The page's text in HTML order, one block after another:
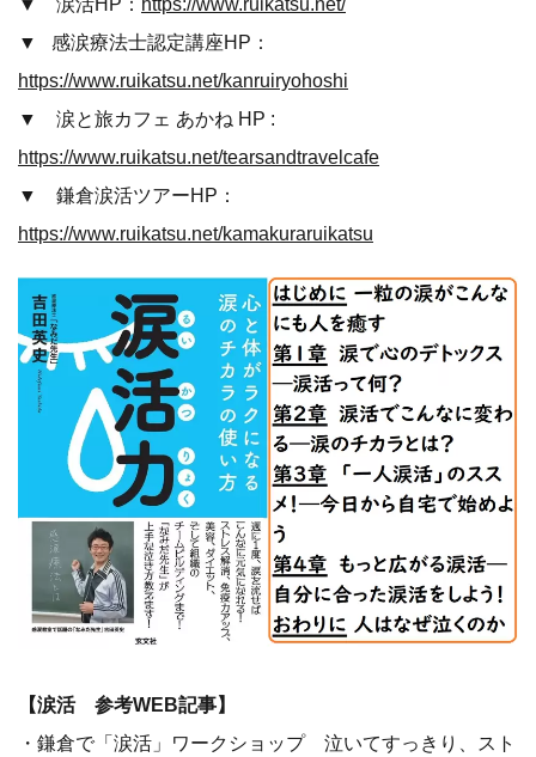
▼ 感涙療法士認定講座HP：
https://www.ruikatsu.net/kanruiryohoshi
▼ 涙と旅カフェ あかね HP :
https://www.ruikatsu.net/tearsandtravelcafe
▼ 鎌倉涙活ツアーHP：
https://www.ruikatsu.net/kamakuraruikatsu
【涙活 参考WEB記事】
・鎌倉で「涙活」ワークショップ 泣いてすっきり、スト